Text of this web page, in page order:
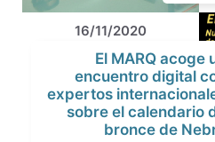
16/11/2020
El MARQ acoge
encuentro digital
expertos
sobre el calendario
bronce de